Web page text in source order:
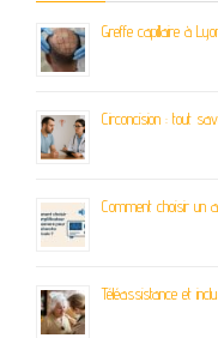
Greffe capillaire à
Circoncision : tout
Comment choisir un
Téléassistance et